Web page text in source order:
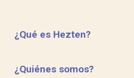
¿Qué es Hezten?
¿Quiénes somos?